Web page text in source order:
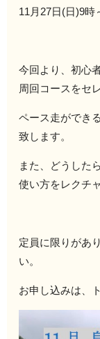
11月27日(日)9
今回より、初心
周回コースをセ
ペース走ができ
致します。
また、どうした
使い方をレクチ
定員に限りがあ
い。
お申し込みは、